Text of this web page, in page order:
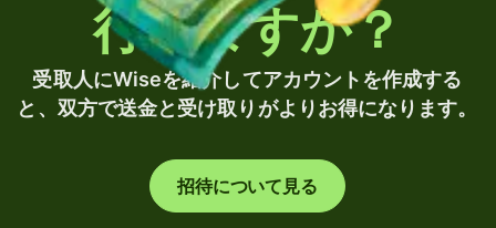
行いますか？
受取人にWiseを紹介してアカウントを作成する
と、双方で送金と受け取りがよりお得になります。
招待について見る